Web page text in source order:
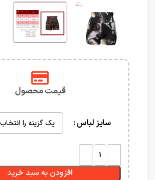
قیمت محصول
سایز لباس
افزودن به سبد خرید